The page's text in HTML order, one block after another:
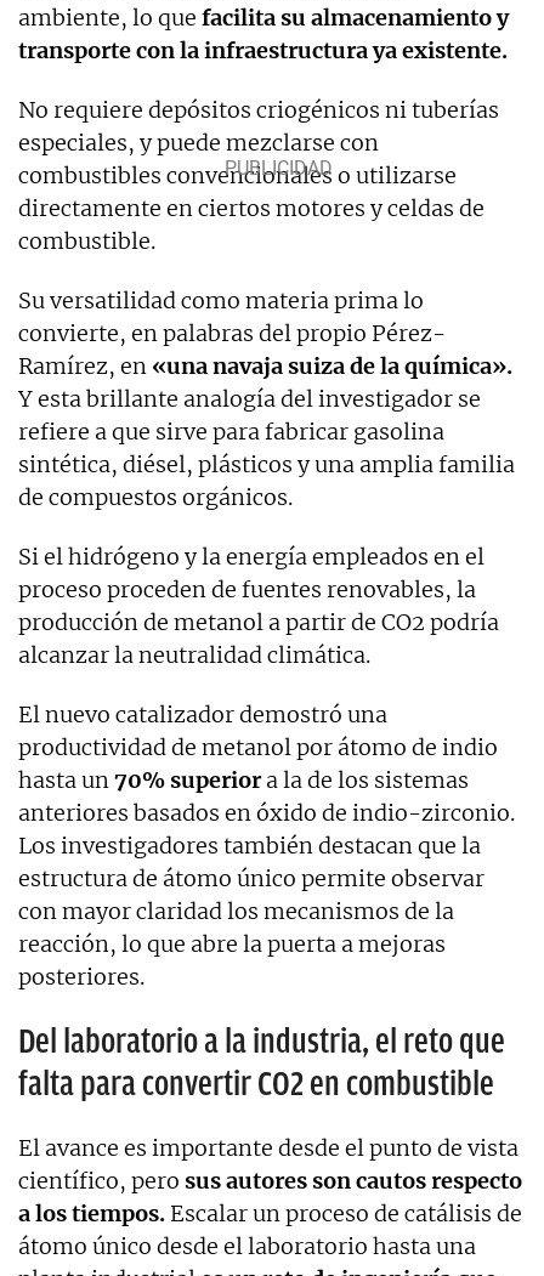
ambiente, lo que facilita su almacenamiento y
transporte con la infraestructura ya existente.
No requiere depósitos criogénicos ni tuberías
especiales, y puede mezclarse con
combustibles convencionales o utilizarse
directamente en ciertos motores y celdas de
combustible.
Su versatilidad como materia prima lo
convierte, en palabras del propio Pérez-
Ramírez, en «una navaja suiza de la química».
Y esta brillante analogía del investigador se
refiere a que sirve para fabricar gasolina
sintética, diésel, plásticos y una amplia familia
de compuestos orgánicos.
Si el hidrógeno y la energía empleados en el
proceso proceden de fuentes renovables, la
producción de metanol a partir de CO2 podría
alcanzar la neutralidad climática.
El nuevo catalizador demostró una
productividad de metanol por átomo de indio
hasta un70% superiora la de los sistemas
anteriores basados en óxido de indio-zirconio.
Los investigadores también destacan que la
estructura de átomo único permite observar
con mayor claridad los mecanismos de la
reacción, lo que abre la puerta a mejoras
posteriores.
Del laboratorio a la industria, el reto que
falta para convertir CO2 en combustible
El avance es importante desde el punto de vista
científico, pero sus autores son cautos respecto
a los tiempos. Escalar un proceso de catálisis de
átomo único desde el laboratorio hasta una